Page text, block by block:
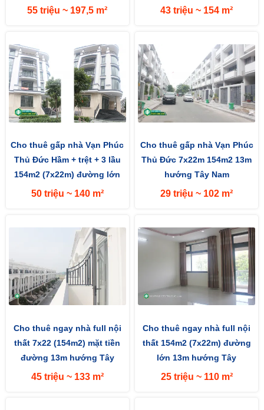
đường 13m hướng Tây Nam
55 triệu ~ 197,5 m²
đường 13m hướng Tây
43 triệu ~ 154 m²
Cho thuê gấp nhà Vạn Phúc
Thủ Đức Hầm + trệt + 3 lầu
154m2 (7x22m) đường lớn
13m hướng Tây Nam
50 triệu ~ 140 m²
Cho thuê gấp nhà Vạn Phúc
Thủ Đức 7x22m 154m2 13m
hướng Tây Nam
29 triệu ~ 102 m²
Cho thuê ngay nhà full nội
thất 7x22 (154m2) mặt tiền
đường 13m hướng Tây
45 triệu ~ 133 m²
Cho thuê ngay nhà full nội
thất 154m2 (7x22m) đường
lớn 13m hướng Tây
25 triệu ~ 110 m²